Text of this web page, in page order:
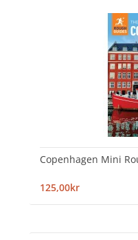
Copenhagen Mini
125,00kr